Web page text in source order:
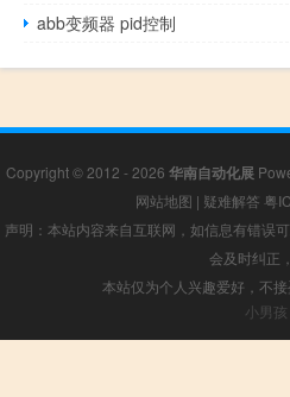
abb变频器 pid控制
Copyright © 2012 - 2026 华南自动化展
网站地图 | 疑难解答 粤
声明：本站内容来自互联网，如信息有错误
会及时纠正
本站仅为个人兴趣爱好，不
小男孩